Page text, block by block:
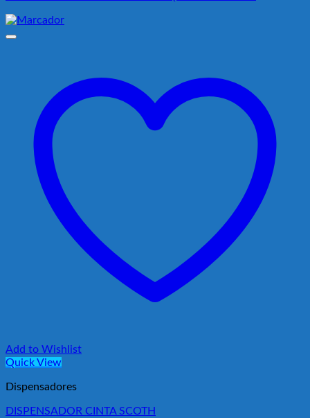
Add to Wishlist
Quick View
Dispensadores
DISPENSADOR CINTA SCOTH